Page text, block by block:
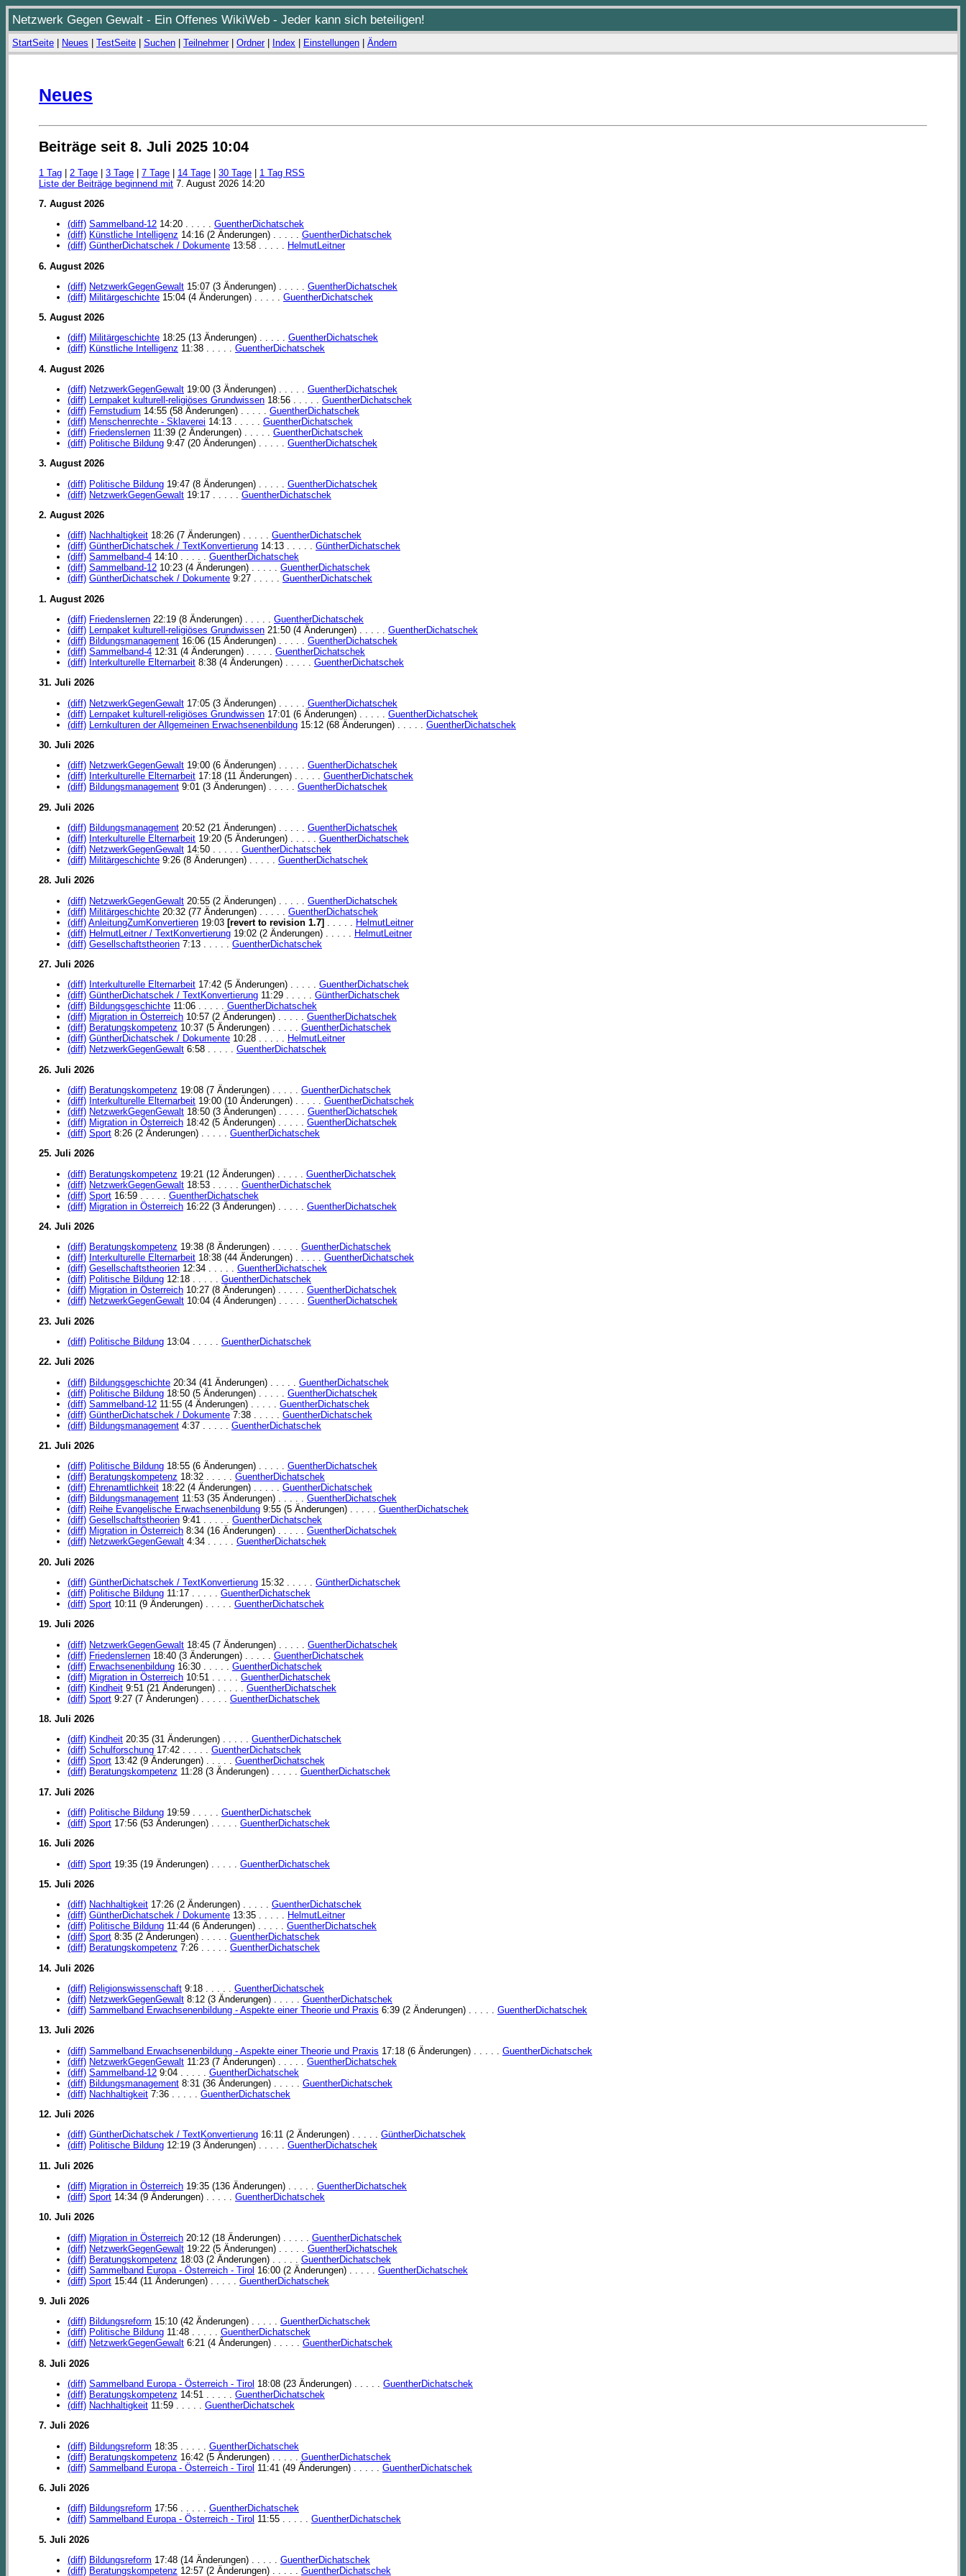
Netzwerk Gegen Gewalt - Ein Offenes WikiWeb - Jeder kann sich beteiligen!
StartSeite Neues TestSeite Suchen Teilnehmer| Ordner| Index Einstellungen Ändern
Neues
Beiträge seit 8. Juli 2025 10:04
1 Tag | 2 Tage | 3 Tage | 7 Tage | 14 Tage | 30 Tage | 1 Tag RSS
Liste der Beiträge beginnend mit 7. August 2026 14:20
7. August 2026
(diff) Sammelband-12 14:20 . . . . . GuentherDichatschek
(diff) Künstliche Intelligenz 14:16 (2 Änderungen) . . . . . GuentherDichatschek
(diff) GüntherDichatschek / Dokumente 13:58 . . . . . HelmutLeitner
6. August 2026
(diff) NetzwerkGegenGewalt 15:07 (3 Änderungen) . . . . . GuentherDichatschek
(diff) Militärgeschichte 15:04 (4 Änderungen) . . . . . GuentherDichatschek
5. August 2026
(diff) Militärgeschichte 18:25 (13 Änderungen) . . . . . GuentherDichatschek
(diff) Künstliche Intelligenz 11:38 . . . . . GuentherDichatschek
4. August 2026
(diff) NetzwerkGegenGewalt 19:00 (3 Änderungen) . . . . . GuentherDichatschek
(diff) Lernpaket kulturell-religiöses Grundwissen 18:56 . . . . . GuentherDichatschek
(diff) Fernstudium 14:55 (58 Änderungen) . . . . . GuentherDichatschek
(diff) Menschenrechte - Sklaverei 14:13 . . . . . GuentherDichatschek
(diff) Friedenslernen 11:39 (2 Änderungen) . . . . . GuentherDichatschek
(diff) Politische Bildung 9:47 (20 Änderungen) . . . . . GuentherDichatschek
3. August 2026
(diff) Politische Bildung 19:47 (8 Änderungen) . . . . . GuentherDichatschek
(diff) NetzwerkGegenGewalt 19:17 . . . . . GuentherDichatschek
2. August 2026
(diff) Nachhaltigkeit 18:26 (7 Änderungen) . . . . . GuentherDichatschek
(diff) GüntherDichatschek / TextKonvertierung 14:13 . . . . . GüntherDichatschek
(diff) Sammelband-4 14:10 . . . . . GuentherDichatschek
(diff) Sammelband-12 10:23 (4 Änderungen) . . . . . GuentherDichatschek
(diff) GüntherDichatschek / Dokumente 9:27 . . . . . GuentherDichatschek
1. August 2026
(diff) Friedenslernen 22:19 (8 Änderungen) . . . . . GuentherDichatschek
(diff) Lernpaket kulturell-religiöses Grundwissen 21:50 (4 Änderungen) . . . . . GuentherDichatschek
(diff) Bildungsmanagement 16:06 (15 Änderungen) . . . . . GuentherDichatschek
(diff) Sammelband-4 12:31 (4 Änderungen) . . . . . GuentherDichatschek
(diff) Interkulturelle Elternarbeit 8:38 (4 Änderungen) . . . . . GuentherDichatschek
31. Juli 2026
(diff) NetzwerkGegenGewalt 17:05 (3 Änderungen) . . . . . GuentherDichatschek
(diff)
Lernpaket kulturell-religiöses Grundwissen 17:01 (6 Änderungen) . . . . . GuentherDichatschek
(diff)
Lernkulturen der Allgemeinen Erwachsenenbildung 15:12 (68 Änderungen) . . . . . GuentherDichatschek
30. Juli 2026
(diff) NetzwerkGegenGewalt 19:00 (6 Änderungen) . . . . . GuentherDichatschek
(diff) Interkulturelle Elternarbeit 17:18 (11 Änderungen) . . . . . GuentherDichatschek
(diff) Bildungsmanagement 9:01 (3 Änderungen) . . . . . GuentherDichatschek
29. Juli 2026
(diff) Bildungsmanagement 20:52 (21 Änderungen) . . . . . GuentherDichatschek
(diff) Interkulturelle Elternarbeit 19:20 (5 Änderungen) . . . . . GuentherDichatschek
(diff) NetzwerkGegenGewalt 14:50 . . . . . GuentherDichatschek
(diff) Militärgeschichte 9:26 (8 Änderungen) . . . . . GuentherDichatschek
28. Juli 2026
(diff) NetzwerkGegenGewalt 20:55 (2 Änderungen) . . . . . GuentherDichatschek
(diff) Militärgeschichte 20:32 (77 Änderungen) . . . . . GuentherDichatschek
(diff) AnleitungZumKonvertieren 19:03 [revert to revision 1.7]
HelmutLeitner
(diff) HelmutLeitner / TextKonvertierung 19:02 (2 Änderungen) . . . . . HelmutLeitner
(diff) Gesellschaftstheorien 7:13 . . . . . GuentherDichatschek
27. Juli 2026
(diff) Interkulturelle Elternarbeit 17:42 (5 Änderungen) . . . . . GuentherDichatschek
(diff) GüntherDichatschek / TextKonvertierung 11:29 . . . . . GüntherDichatschek
(diff) Bildungsgeschichte 11:06 . . . . . GuentherDichatschek
(diff) Migration in Österreich 10:57 (2 Änderungen) . . . . . GuentherDichatschek
(diff) Beratungskompetenz 10:37 (5 Änderungen) . . . . . GuentherDichatschek
(diff) GüntherDichatschek / Dokumente 10:28 . . . . . HelmutLeitner
(diff) NetzwerkGegenGewalt 6:58 . . . . . GuentherDichatschek
26. Juli 2026
(diff) Beratungskompetenz 19:08 (7 Änderungen) . . . . . GuentherDichatschek
(diff) Interkulturelle Elternarbeit 19:00 (10 Änderungen) . . . . . GuentherDichatschek
(diff) NetzwerkGegenGewalt 18:50 (3 Änderungen) . . . . . GuentherDichatschek
(diff) Migration in Österreich 18:42 (5 Änderungen) . . . . . GuentherDichatschek
(diff) Sport 8:26 (2 Änderungen) . . . . . GuentherDichatschek
25. Juli 2026
(diff) Beratungskompetenz 19:21 (12 Änderungen) . . . . . GuentherDichatschek
(diff) NetzwerkGegenGewalt 18:53 . . . . . GuentherDichatschek
(diff) Sport 16:59 . . . . . GuentherDichatschek
(diff) Migration in Österreich 16:22 (3 Änderungen) . . . . . GuentherDichatschek
24. Juli 2026
(diff) Beratungskompetenz 19:38 (8 Änderungen) . . . . . GuentherDichatschek
(diff) Interkulturelle Elternarbeit 18:38 (44 Änderungen) . . . . . GuentherDichatschek
(diff) Gesellschaftstheorien 12:34 . . . . . GuentherDichatschek
(diff) Politische Bildung 12:18 . . . . . GuentherDichatschek
(diff) Migration in Österreich 10:27 (8 Änderungen) . . . . . GuentherDichatschek
(diff) NetzwerkGegenGewalt 10:04 (4 Änderungen) . . . . . GuentherDichatschek
23. Juli 2026
(diff) Politische Bildung 13:04 . . . . . GuentherDichatschek
22. Juli 2026
(diff) Bildungsgeschichte 20:34 (41 Änderungen) . . . . . GuentherDichatschek
(diff) Politische Bildung 18:50 (5 Änderungen) . . . . . GuentherDichatschek
(diff) Sammelband-12 11:55 (4 Änderungen) . . . . . GuentherDichatschek
(diff) GüntherDichatschek / Dokumente 7:38 . . . . . GuentherDichatschek
(diff) Bildungsmanagement 4:37 . . . . . GuentherDichatschek
21. Juli 2026
(diff) Politische Bildung 18:55 (6 Änderungen) . . . . . GuentherDichatschek
(diff) Beratungskompetenz 18:32 . . . . . GuentherDichatschek
(diff) Ehrenamtlichkeit 18:22 (4 Änderungen) . . . . . GuentherDichatschek
(diff) Bildungsmanagement 11:53 (35 Änderungen) . . . . . GuentherDichatschek
(diff) Reihe Evangelische Erwachsenenbildung 9:55 (5 Änderungen) . . . . . GuentherDichatschek
(diff) Gesellschaftstheorien 9:41 . . . . . GuentherDichatschek
(diff) Migration in Österreich 8:34 (16 Änderungen) . . . . . GuentherDichatschek
(diff) NetzwerkGegenGewalt 4:34 . . . . . GuentherDichatschek
20. Juli 2026
(diff) GüntherDichatschek / TextKonvertierung 15:32 . . . . . GüntherDichatschek
(diff) Politische Bildung 11:17 . . . . . GuentherDichatschek
(diff) Sport 10:11 (9 Änderungen) . . . . . GuentherDichatschek
19. Juli 2026
(diff) NetzwerkGegenGewalt 18:45 (7 Änderungen) . . . . . GuentherDichatschek
(diff) Friedenslernen 18:40 (3 Änderungen) . . . . . GuentherDichatschek
(diff) Erwachsenenbildung 16:30 . . . . . GuentherDichatschek
(diff) Migration in Österreich 10:51 . . . . . GuentherDichatschek
(diff) Kindheit 9:51 (21 Änderungen) . . . . . GuentherDichatschek
(diff) Sport 9:27 (7 Änderungen) . . . . . GuentherDichatschek
18. Juli 2026
(diff) Kindheit 20:35 (31 Änderungen) . . . . . GuentherDichatschek
(diff) Schulforschung 17:42 . . . . . GuentherDichatschek
(diff) Sport 13:42 (9 Änderungen) . . . . . GuentherDichatschek
(diff) Beratungskompetenz 11:28 (3 Änderungen) . . . . . GuentherDichatschek
17. Juli 2026
(diff) Politische Bildung 19:59 . . . . . GuentherDichatschek
(diff) Sport 17:56 (53 Änderungen) . . . . . GuentherDichatschek
16. Juli 2026
(diff) Sport 19:35 (19 Änderungen) . . . . . GuentherDichatschek
15. Juli 2026
(diff) Nachhaltigkeit 17:26 (2 Änderungen) . . . . . GuentherDichatschek
(diff) GüntherDichatschek / Dokumente 13:35 . . . . . HelmutLeitner
(diff) Politische Bildung 11:44 (6 Änderungen) . . . . . GuentherDichatschek
(diff) Sport 8:35 (2 Änderungen) . . . . . GuentherDichatschek
(diff) Beratungskompetenz 7:26 . . . . . GuentherDichatschek
14. Juli 2026
(diff) Religionswissenschaft 9:18 . . . . . GuentherDichatschek
(diff) NetzwerkGegenGewalt 8:12 (3 Änderungen) . . . . . GuentherDichatschek
(diff) Sammelband Erwachsenenbildung - Aspekte einer Theorie und Praxis 6:39 (2 Änderungen) . . . . . GuentherDichatschek
13. Juli 2026
(diff) Sammelband Erwachsenenbildung - Aspekte einer Theorie und Praxis 17:18 (6 Änderungen) . . . . . GuentherDichatschek
(diff) NetzwerkGegenGewalt 11:23 (7 Änderungen) . . . . . GuentherDichatschek
(diff) Sammelband-12 9:04 . . . . . GuentherDichatschek
(diff) Bildungsmanagement 8:31 (36 Änderungen) . . . . . GuentherDichatschek
(diff) Nachhaltigkeit 7:36 . . . . . GuentherDichatschek
12. Juli 2026
(diff) GüntherDichatschek / TextKonvertierung 16:11 (2 Änderungen) . . . . . GüntherDichatschek
(diff) Politische Bildung 12:19 (3 Änderungen) . . . . . GuentherDichatschek
11. Juli 2026
(diff) Migration in Österreich 19:35 (136 Änderungen) . . . . . GuentherDichatschek
(diff) Sport 14:34 (9 Änderungen) . . . . . GuentherDichatschek
10. Juli 2026
(diff) Migration in Österreich 20:12 (18 Änderungen) . . . . . GuentherDichatschek
(diff) NetzwerkGegenGewalt 19:22 (5 Änderungen) . . . . . GuentherDichatschek
(diff) Beratungskompetenz 18:03 (2 Änderungen) . . . . . GuentherDichatschek
(diff) Sammelband Europa - Österreich - Tirol 16:00 (2 Änderungen) . . . . . GuentherDichatschek
(diff) Sport 15:44 (11 Änderungen) . . . . . GuentherDichatschek
9. Juli 2026
(diff) Bildungsreform 15:10 (42 Änderungen) . . . . . GuentherDichatschek
(diff) Politische Bildung 11:48 . . . . . GuentherDichatschek
(diff) NetzwerkGegenGewalt 6:21 (4 Änderungen) . . . . . GuentherDichatschek
8. Juli 2026
(diff) Sammelband Europa - Österreich - Tirol 18:08 (23 Änderungen) . . . . . GuentherDichatschek
(diff) Beratungskompetenz 14:51 . . . . . GuentherDichatschek
(diff) Nachhaltigkeit 11:59 . . . . . GuentherDichatschek
7. Juli 2026
(diff) Bildungsreform 18:35 . . . . . GuentherDichatschek
(diff) Beratungskompetenz 16:42 (5 Änderungen) . . . . . GuentherDichatschek
(diff) Sammelband Europa - Österreich - Tirol 11:41 (49 Änderungen) . . . . . GuentherDichatschek
6. Juli 2026
(diff) Bildungsreform 17:56 . . . . . GuentherDichatschek
(diff) Sammelband Europa - Österreich - Tirol 11:55 . . . . . GuentherDichatschek
5. Juli 2026
(diff) Bildungsreform 17:48 (14 Änderungen) . . . . . GuentherDichatschek
(diff) Beratungskompetenz 12:57 (2 Änderungen) . . . . . GuentherDichatschek